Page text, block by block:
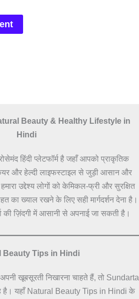
Beauty & Healthy Lifestyle in
Hindi
हिंदी प्लेटफॉर्म है जहाँ आपको प्राकृतिक
और हेल्दी लाइफस्टाइल से जुड़ी आसान और
उद्देश्य लोगों को केमिकल-फ्री और सुरक्षित
का ख्याल रखने के लिए सही मार्गदर्शन देना है।
की ज़िंदगी में आसानी से अपनाई जा सकती है।
Beauty Tips in Hindi
खूबसूरती निखारना चाहते हैं, तो Sundarta
है। यहाँ Natural Beauty Tips in Hindi के